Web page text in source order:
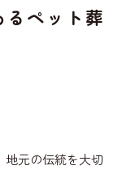
ペット葬
地元の伝統を大切